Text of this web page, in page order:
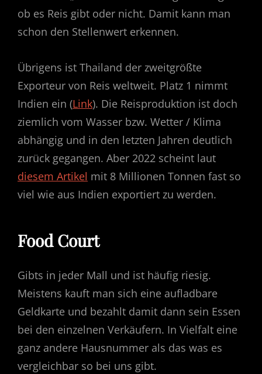
ob es Reis gibt oder nicht. Damit kann man
schon den Stellenwert erkennen.
Übrigens ist Thailand der zweitgrößte
Exporteur von Reis weltweit. Platz 1 nimmt
Indien ein (Link). Die Reisproduktion ist doch
ziemlich vom Wasser bzw. Wetter / Klima
abhängig und in den letzten Jahren deutlich
zurück gegangen. Aber 2022 scheint laut
diesem Artikel mit 8 Millionen Tonnen fast so
viel wie aus Indien exportiert zu werden.
Food Court
Gibts in jeder Mall und ist häufig riesig.
Meistens kauft man sich eine aufladbare
Geldkarte und bezahlt damit dann sein Essen
bei den einzelnen Verkäufern. In Vielfalt eine
ganz andere Hausnummer als das was es
vergleichbar so bei uns gibt.